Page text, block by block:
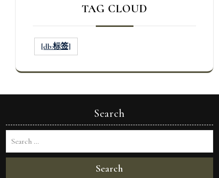
TAG CLOUD
[db:标签]
Search
Search